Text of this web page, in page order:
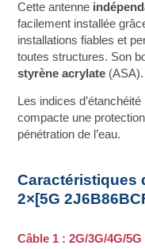
Cette antenne
facilement installée
installations fiables et
toutes structures. Son
styrène acrylate (ASA).
Les indices d’étanchéité
compacte une
pénétration de l’eau.
Caractéristiques
2×[5G
Câble 1 : 2G/3G/4G/5G